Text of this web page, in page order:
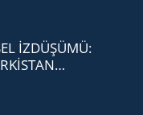
İZDÜŞÜMÜ:
MİRASI